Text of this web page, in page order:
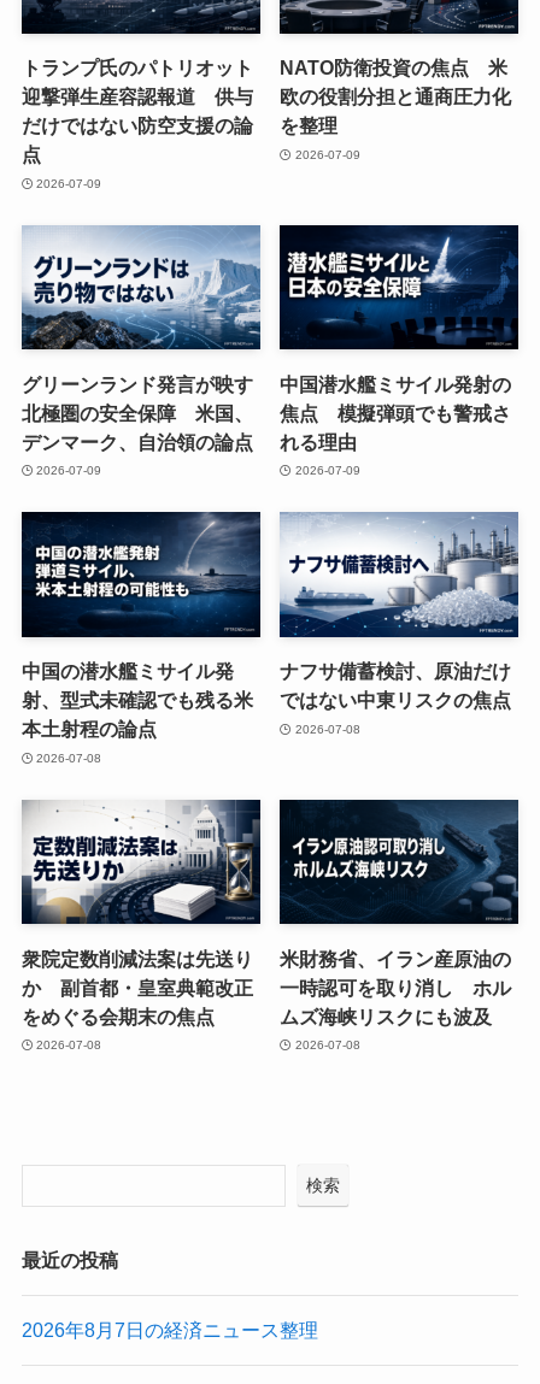
トランプ氏のパトリオット
迎撃弾生産容認報道 供与
だけではない防空支援の論
点
2026-07-09
NATO防衛投資の焦点 米
欧の役割分担と通商圧力化
を整理
2026-07-09
グリーンランド発言が映す
北極圏の安全保障 米国、
デンマーク、自治領の論点
2026-07-09
中国潜水艦ミサイル発射の
焦点 模擬弾頭でも警戒さ
れる理由
2026-07-09
中国の潜水艦ミサイル発
射、型式未確認でも残る米
本土射程の論点
2026-07-08
ナフサ備蓄検討、原油だけ
ではない中東リスクの焦点
2026-07-08
衆院定数削減法案は先送り
か 副首都・皇室典範改正
をめぐる会期末の焦点
2026-07-08
米財務省、イラン産原油の
一時認可を取り消し ホル
ムズ海峡リスクにも波及
2026-07-08
検索
最近の投稿
2026年8月7日の経済ニュース整理